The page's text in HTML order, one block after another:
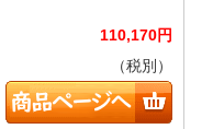
110,170円
（税別）